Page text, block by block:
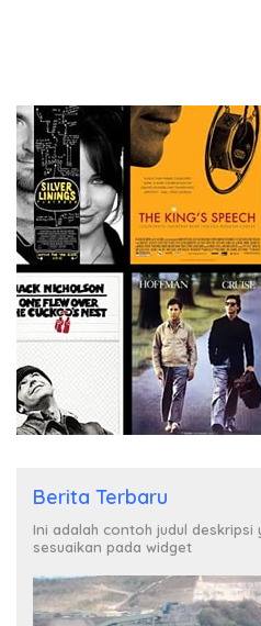
Berita Terbaru
Ini adalah contoh judul deskripsi
sesuaikan pada widget